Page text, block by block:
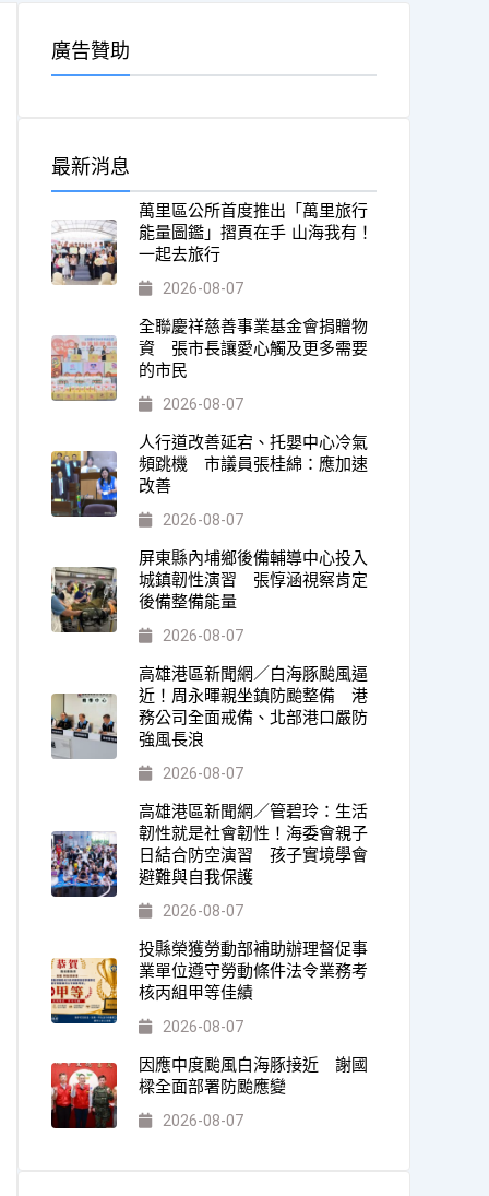
廣告贊助
最新消息
萬里區公所首度推出「萬里旅行
能量圖鑑」摺頁在手 山海我有！
一起去旅行
2026-08-07
全聯慶祥慈善事業基金會捐贈物
資 張市長讓愛心觸及更多需要
的市民
2026-08-07
人行道改善延宕、托嬰中心冷氣
頻跳機 市議員張桂綿：應加速
改善
2026-08-07
屏東縣內埔鄉後備輔導中心投入
城鎮韌性演習 張惇涵視察肯定
後備整備能量
2026-08-07
高雄港區新聞網／白海豚颱風逼
近！周永暉親坐鎮防颱整備 港
務公司全面戒備、北部港口嚴防
強風長浪
2026-08-07
高雄港區新聞網／管碧玲：生活
韌性就是社會韌性！海委會親子
日結合防空演習 孩子實境學會
避難與自我保護
2026-08-07
投縣榮獲勞動部補助辦理督促事
業單位遵守勞動條件法令業務考
核丙組甲等佳績
2026-08-07
因應中度颱風白海豚接近 謝國
樑全面部署防颱應變
2026-08-07